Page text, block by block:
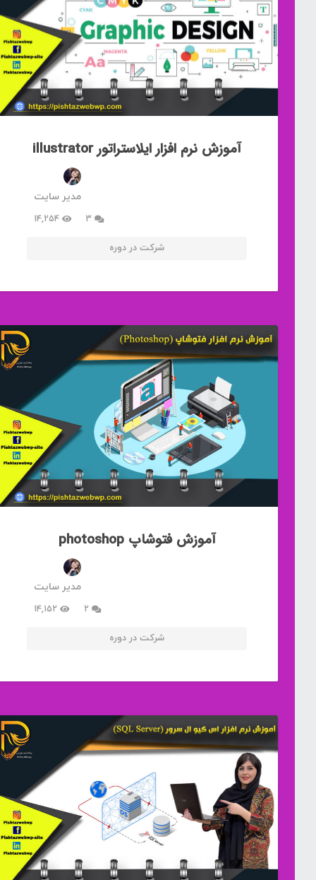
آموزش نرم افزار ایلاستراتور illustrator
مدیر سایت
3دیدگاه 14,254
شرکت در دوره
آموزش فتوشاپ photoshop
مدیر سایت
2 دیدگاه 14,152
شرکت در دوره